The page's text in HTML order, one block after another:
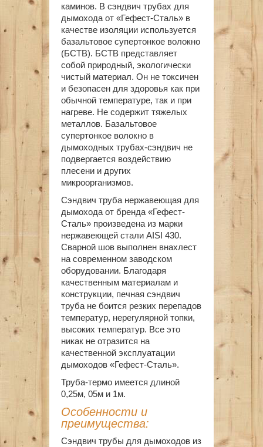
каминов. В сэндвич трубах для
дымохода от «Гефест-Сталь» в
качестве изоляции используется
базальтовое супертонкое волокно
(БСТВ). БСТВ представляет
собой природный, экологически
чистый материал. Он не токсичен
и безопасен для здоровья как при
обычной температуре, так и при
нагреве. Не содержит тяжелых
металлов. Базальтовое
супертонкое волокно в
дымоходных трубах-сэндвич не
подвергается воздействию
плесени и других
микроорганизмов.
Сэндвич труба нержавеющая для
дымохода от бренда «Гефест-
Сталь» произведена из марки
нержавеющей стали AISI 430.
Сварной шов выполнен внахлест
на современном заводском
оборудовании. Благодаря
качественным материалам и
конструкции, печная сэндвич
труба не боится резких перепадов
температур, нерегулярной топки,
высоких температур. Все это
никак не отразится на
качественной эксплуатации
дымоходов «Гефест-Сталь».
Труба-термо имеется длиной
0,25м, 05м и 1м.
Особенности и
преимущества:
Сэндвич трубы для дымоходов из